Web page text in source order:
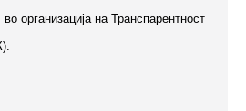
во организација на Транспарентност